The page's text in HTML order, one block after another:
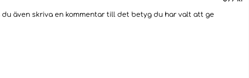
du även skriva en kommentar till det betyg du har valt att ge